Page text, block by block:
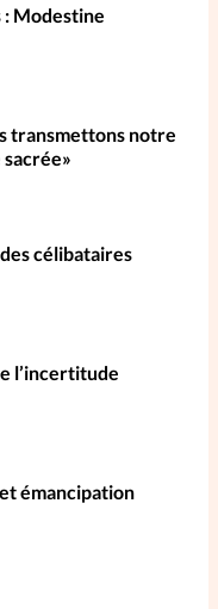
Modestine
transmettons notre
sacrée»
des célibataires
l’incertitude
émancipation